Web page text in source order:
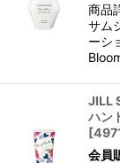
商品
サム
ーシ
JILL
ハン
[
会員